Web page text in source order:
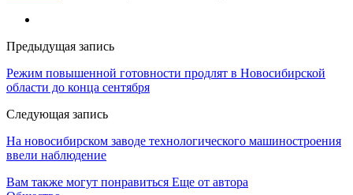
Предыдущая запись
Режим повышенной готовности продлят в Новосибирской
области до конца сентября
Следующая запись
На новосибирском заводе технологического машиностроения
ввели наблюдение
Вам также могут понравиться Еще от автора